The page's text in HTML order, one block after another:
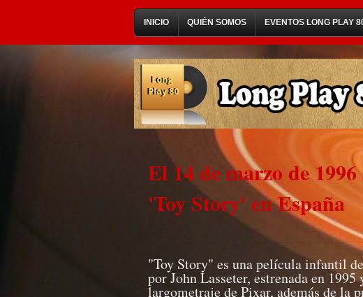
INICIO QUIÉN SOMOS EVENTOS LONG PLAY
El 14 de marzo de
'Toy Story' en España
"Toy Story" es una película infantil
por John Lasseter, estrenada en
largometraje de Pixar, además de la